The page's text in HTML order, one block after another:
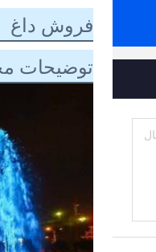
فروش داغ
توضیحات